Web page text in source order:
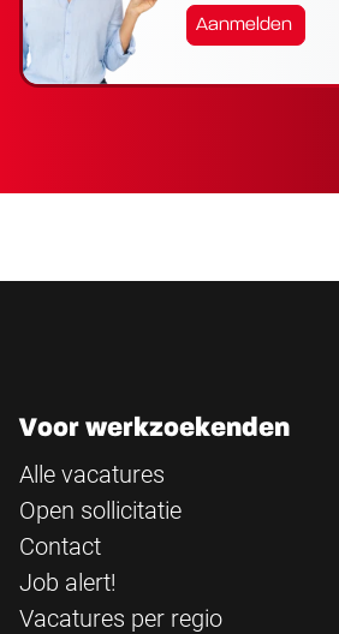
Aanmelden
Voor werkzoekenden
Alle vacatures
Open sollicitatie
Contact
Job alert!
Vacatures per regio